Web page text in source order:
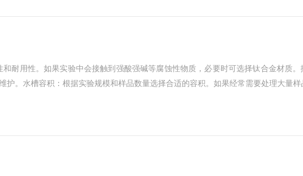
耐用性。如果实验中会接触到强酸强碱等腐蚀性物质，必要时可选择钛合金材质。
。水槽容积：根据实验规模和样品数量选择合适的容积。如果经常需要处理大量